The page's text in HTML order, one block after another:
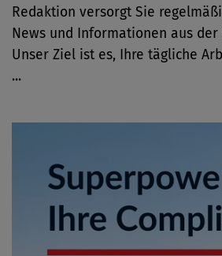
Redaktion versorgt Sie
News und Informationen aus
Unser Ziel ist es, Ihre tägliche
...